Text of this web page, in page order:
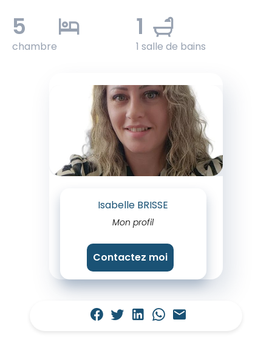
5
chambre
1
1 salle de bains
Isabelle BRISSE
Mon profil
Contactez moi